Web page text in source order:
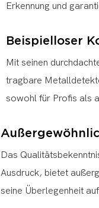
Erkennung und
Beispielloser
Mit seinen
tragbare
sowohl für Profis als
Das
Ausdruck, bietet
seine Überlegenheit